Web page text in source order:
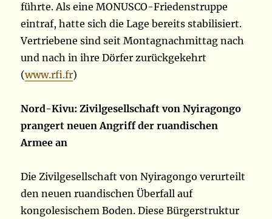
führte. Als eine MONUSCO-Friedenstruppe
eintraf, hatte sich die Lage bereits stabilisiert.
Vertriebene sind seit Montagnachmittag nach
und nach in ihre Dörfer zurückgekehrt
(www.rfi.fr)
Nord-Kivu: Zivilgesellschaft von Nyiragongo
prangert neuen Angriff der ruandischen
Armee an
Die Zivilgesellschaft von Nyiragongo verurteilt
den neuen ruandischen Überfall auf
kongolesischem Boden. Diese Bürgerstruktur